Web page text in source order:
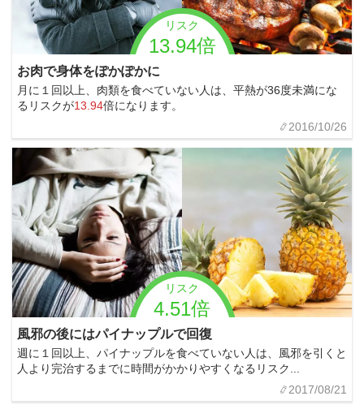
リスク
13.94倍
お肉で身体をぽかぽかに
月に１回以上、肉類を食べていない人は、平熱が36度未満にな
るリスクが13.94倍になります。
2016/10/26
リスク
4.51倍
風邪の後にはパイナップルで回復
週に１回以上、パイナップルを食べていない人は、風邪を引くと
人より完治するまでに時間がかかりやすくなるリスク...
2017/08/21